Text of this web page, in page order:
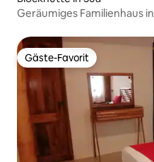
Geräumiges Familienhaus
Gäste-Favorit
Gäste-Favorit